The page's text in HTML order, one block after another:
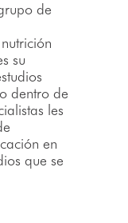
de
su
dentro de
les
en
que se